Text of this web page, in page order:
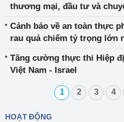
thương mại, đầu tư và
Cảnh báo về an toàn thực
rau quả chiếm tỷ trọng lớn
Tăng cường thực thi Hiệp
Việt Nam - Israel
1 2 3 4
HOẠT ĐỘNG